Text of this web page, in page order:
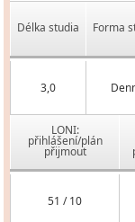
Délka studia Forma
3,0
LONI:
přihlášení/plán
přijmout
51 / 10